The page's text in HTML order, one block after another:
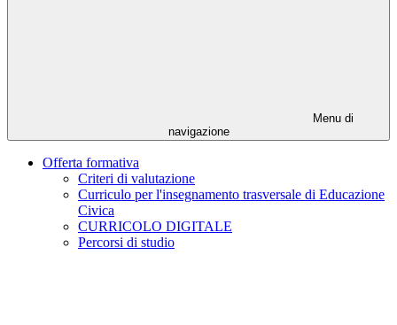
Menu di
navigazione
Offerta formativa
Criteri di valutazione
Curriculo per l'insegnamento trasversale di Educazione
Civica
CURRICOLO DIGITALE
Percorsi di studio